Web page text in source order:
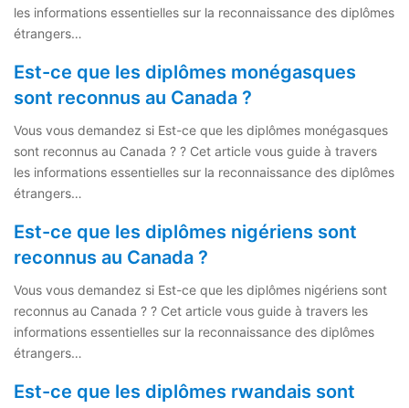
les informations essentielles sur la reconnaissance des diplômes
étrangers…
Est-ce que les diplômes monégasques
sont reconnus au Canada ?
Vous vous demandez si Est-ce que les diplômes monégasques
sont reconnus au Canada ? ? Cet article vous guide à travers
les informations essentielles sur la reconnaissance des diplômes
étrangers…
Est-ce que les diplômes nigériens sont
reconnus au Canada ?
Vous vous demandez si Est-ce que les diplômes nigériens sont
reconnus au Canada ? ? Cet article vous guide à travers les
informations essentielles sur la reconnaissance des diplômes
étrangers…
Est-ce que les diplômes rwandais sont